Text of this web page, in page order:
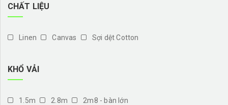
CHẤT LIỆU
Linen Canvas Sợi dệt Cotton
KHỔ VẢI
1.5m 2.8m 2m8 - bàn lớn